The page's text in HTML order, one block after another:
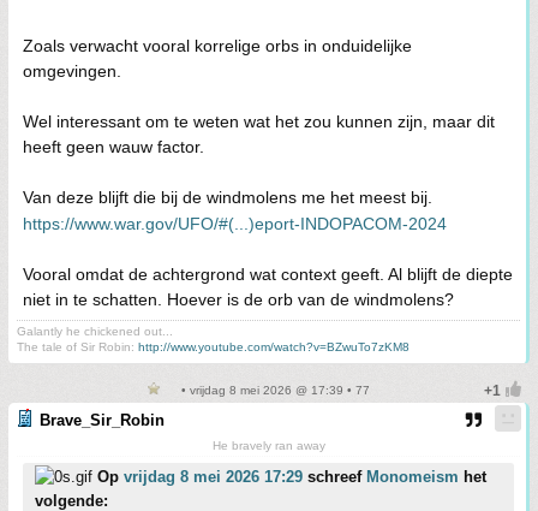
Zoals verwacht vooral korrelige orbs in onduidelijke
omgevingen.
Wel interessant om te weten wat het zou kunnen zijn, maar dit
heeft geen wauw factor.
Van deze blijft die bij de windmolens me het meest bij.
https://www.war.gov/UFO/#(...)eport-INDOPACOM-2024
Vooral omdat de achtergrond wat context geeft. Al blijft de diepte
niet in te schatten. Hoever is de orb van de windmolens?
Galantly he chickened out...
The tale of Sir Robin: http://www.youtube.com/watch?v=BZwuTo7zKM8
• vrijdag 8 mei 2026 @ 17:39 • 77
Brave_Sir_Robin
He bravely ran away
Op vrijdag 8 mei 2026 17:29 schreef Monomeism het
volgende: